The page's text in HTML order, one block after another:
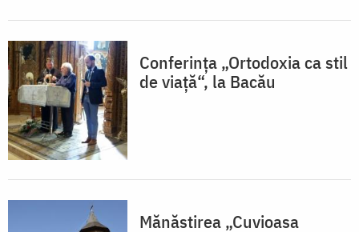
Conferinţa „Ortodoxia ca stil
de viaţă“, la Bacău
Mănăstirea „Cuvioasa